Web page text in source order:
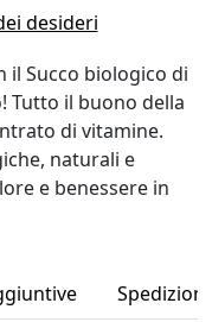
desideri
il Succo biologico di
Tutto il buono della
di vitamine.
naturali e
e benessere in